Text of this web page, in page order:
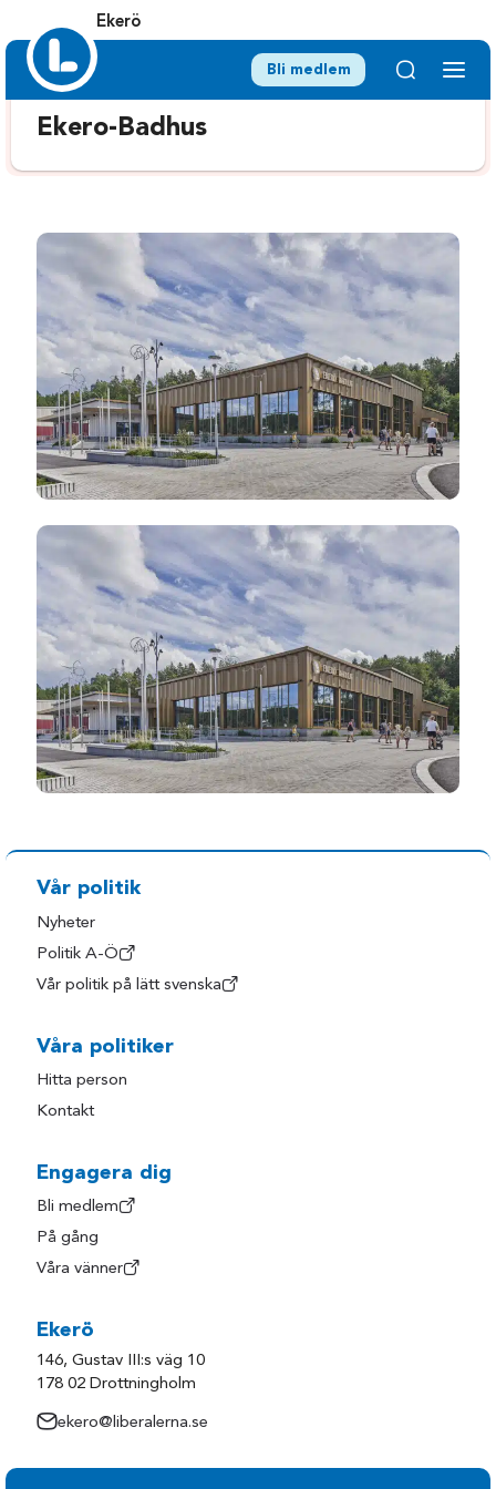
Ekerö
Bli medlem
Ekero-Badhus
Vår politik
Nyheter
Politik A-Ö
Vår politik på lätt svenska
Våra politiker
Hitta person
Kontakt
Engagera dig
Bli medlem
På gång
Våra vänner
Ekerö
146, Gustav III:s väg 10
178 02 Drottningholm
ekero@liberalerna.se